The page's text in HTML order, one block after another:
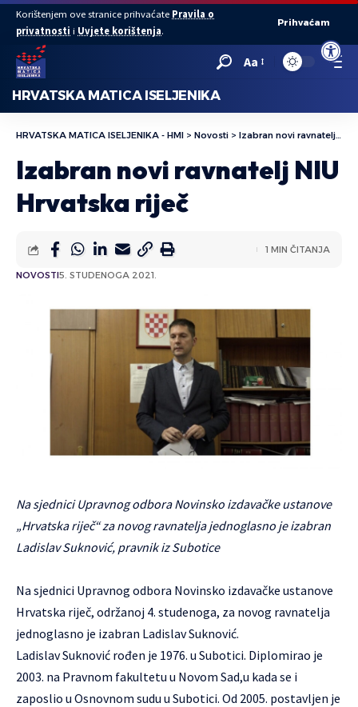
Open
Korištenjem ove stranice prihvaćate Pravila o
privatnosti i Uvjete korištenja.
Prihvaćam
Aa
HRVATSKA MATICA ISELJENIKA
HRVATSKA MATICA ISELJENIKA - HMI > Novosti > Izabran novi ravnatelj NIU Hrvatska riječ
Izabran novi ravnatelj NIU
Hrvatska riječ
NOVOSTI5. STUDENOGA 2021.
1 MIN ČITANJA
Na sjednici Upravnog odbora Novinsko izdavačke ustanove
„Hrvatska riječ“ za novog ravnatelja jednoglasno je izabran
Ladislav Suknović, pravnik iz Subotice
Na sjednici Upravnog odbora Novinsko izdavačke ustanove
Hrvatska riječ, održanoj 4. studenoga, za novog ravnatelja
jednoglasno je izabran Ladislav Suknović.
Ladislav Suknović rođen je 1976. u Subotici. Diplomirao je
2003. na Pravnom fakultetu u Novom Sad,u kada se i
zaposlio u Osnovnom sudu u Subotici. Od 2005. postavljen je